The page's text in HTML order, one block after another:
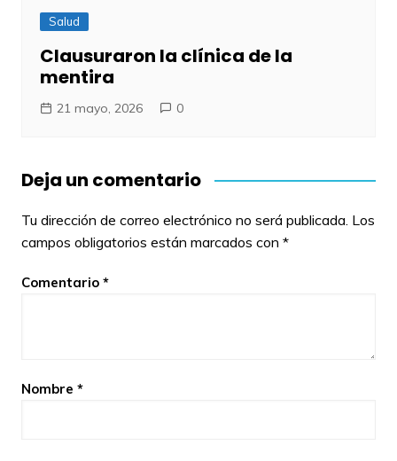
Salud
Clausuraron la clínica de la
mentira
21 mayo, 2026 0
Deja un comentario
Tu dirección de correo electrónico no será publicada. Los
campos obligatorios están marcados con *
Comentario *
Nombre *